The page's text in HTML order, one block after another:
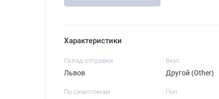
Характеристики
Склад отправки
Львов
Вкус
Другой (Other)
По симптомам Пол